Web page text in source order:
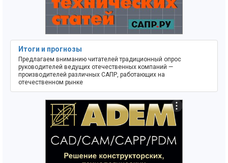
Итоги и прогнозы
Предлагаем вниманию читателей традиционный опрос
руководителей ведущих отечественных компаний —
производителей различных САПР, работающих на
отечественном рынке